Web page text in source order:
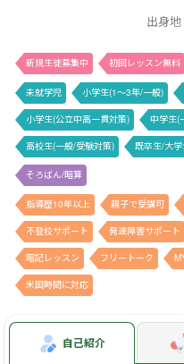
出身地
新規生徒募集中 初回レッスン無料
未就学児 小学生(1〜3年/一般)
小学生(公立中高一貫対策) 中学生(
高校生(一般/受験対策) 既卒生/大学
そろばん/暗算
指導歴10年以上 親子で受講可
不登校サポート 発達障害サポート
暗記レッスン フリートーク
米国時間に対応
自己紹介